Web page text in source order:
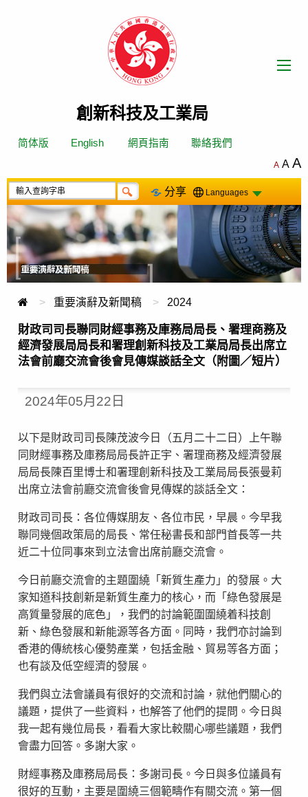
創新科技及工業局
简体版 English 網頁指南 聯絡我們
A A A
分享 Languages
重要演辭及新聞稿 2024
財政司司長聯同財經事務及庫務局局長、署理商務及
經濟發展局局長和署理創新科技及工業局局長出席立
法會前廳交流會後會見傳媒談話全文（附圖／短片）
2024年05月22日
以下是財政司司長陳茂波今日（五月二十二日）上午聯
同財經事務及庫務局局長許正宇、署理商務及經濟發展
局局長陳百里博士和署理創新科技及工業局局長張曼莉
出席立法會前廳交流會後會見傳媒的談話全文：
財政司司長：各位傳媒朋友、各位市民，早晨。今早我
聯同幾個政策局的局長、常任秘書長和部門首長等一共
近二十位同事來到立法會出席前廳交流會。
今日前廳交流會的主題圍繞「新質生產力」的發展。大
家知道科技創新是新質生產力的核心，而「綠色發展是
高質量發展的底色」，我們的討論範圍圍繞着科技創
新、綠色發展和新能源等各方面。同時，我們亦討論到
香港的傳統核心優勢產業，包括金融、貿易等各方面；
也有談及低空經濟的發展。
我們與立法會議員有很好的交流和討論，就他們關心的
議題，提供了一些資料，也解答了他們的提問。今日與
我一起有幾位局長，看看大家比較關心哪些議題，我們
會盡力回答。多謝大家。
財經事務及庫務局局長：多謝司長。今日與多位議員有
很好的互動，主要是圍繞三個範疇作有關交流。第一個